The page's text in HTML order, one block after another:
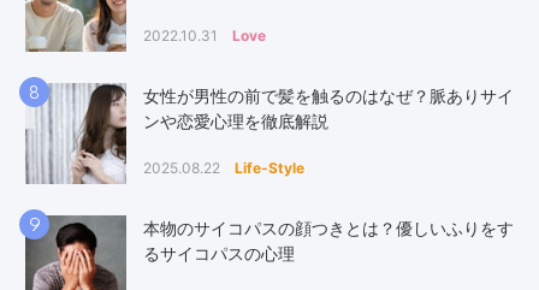
2022.10.31 Love
8
女性が男性の前で髪を触るのはなぜ？脈ありサイ
ンや恋愛心理を徹底解説
2025.08.22 Life-Style
9
本物のサイコパスの顔つきとは？優しいふりをす
るサイコパスの心理